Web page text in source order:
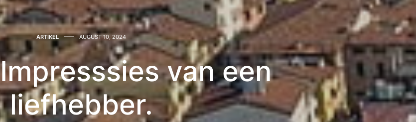
ARTIKEL AUGUST 10, 2024
van een
liefhebber.